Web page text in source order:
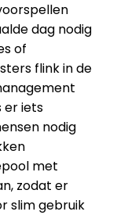
dag nodig
of
flink in de
er iets
nodig
met
zodat er
slim gebruik